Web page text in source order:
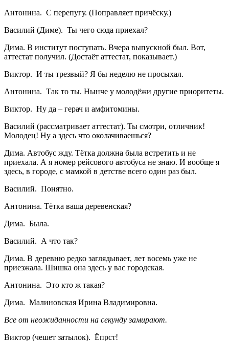
Антонина. С перепугу. (Поправляет причёску.)
Василий (Диме). Ты чего сюда приехал?
Дима. В институт поступать. Вчера выпускной был. Вот,
аттестат получил. (Достаёт аттестат, показывает.)
Виктор. И ты трезвый? Я бы неделю не просыхал.
Антонина. Так то ты. Нынче у молодёжи другие приоритеты.
Виктор. Ну да – герач и амфитомины.
Василий (рассматривает аттестат). Ты смотри, отличник!
Молодец! Ну а здесь что околачиваешься?
Дима. Автобус жду. Тётка должна была встретить и не
приехала. А я номер рейсового автобуса не знаю. И вообще я
здесь, в городе, с мамкой в детстве всего один раз был.
Василий. Понятно.
Антонина. Тётка ваша деревенская?
Дима. Была.
Василий. А что так?
Дима. В деревню редко заглядывает, лет восемь уже не
приезжала. Шишка она здесь у вас городская.
Антонина. Это кто ж такая?
Дима. Малиновская Ирина Владимировна.
Все от неожиданности на секунду замирают.
Виктор (чешет затылок). Ёпрст!